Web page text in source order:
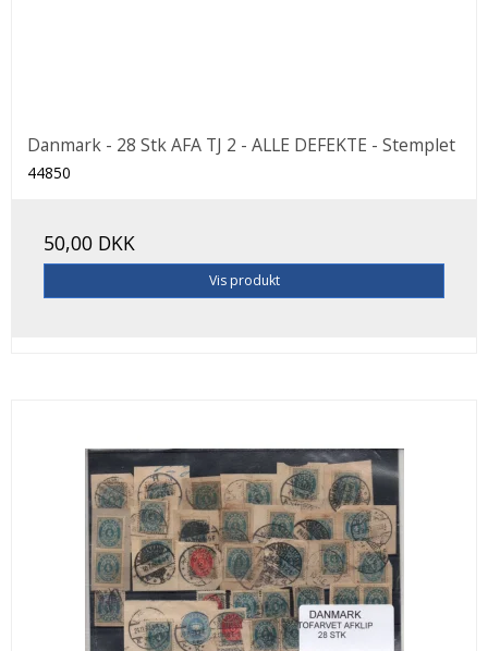
Danmark - 28 Stk AFA TJ 2 - ALLE DEFEKTE - Stemplet
44850
50,00 DKK
Vis produkt